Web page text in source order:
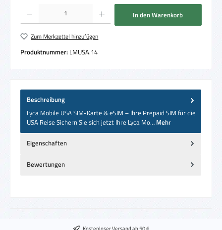
Produkt Anzahl: Gib den gewünschten Wert ein oder benutze die Schaltflächen um
In den Warenkorb
Zum Merkzettel hinzufügen
Produktnummer: LMUSA.14
Beschreibung
Lyca Mobile USA SIM-Karte & eSIM – Ihre Prepaid SIM für die
USA Reise Sichern Sie sich jetzt Ihre Lyca Mo… Mehr
Eigenschaften
Bewertungen
Kostenloser Versand ab 50 €